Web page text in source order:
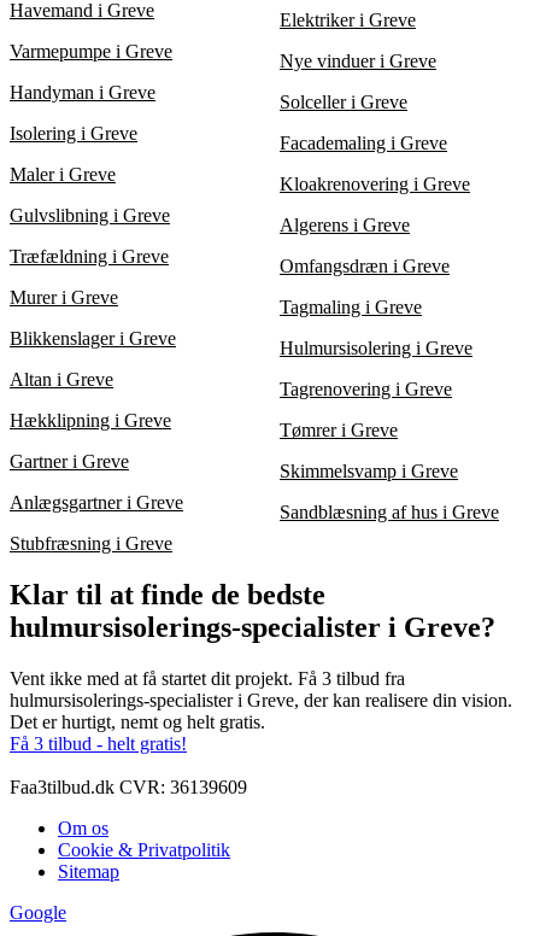
at indhente 3 tilbud fra isoleringsfirmaer i Greve kan du finde
en effektiv løsning og reducere energiforbruget markant.
Havemand i Greve
Varmepumpe i Greve
Handyman i Greve
Isolering i Greve
Maler i Greve
Gulvslibning i Greve
Træfældning i Greve
Murer i Greve
Blikkenslager i Greve
Altan i Greve
Hækklipning i Greve
Gartner i Greve
Anlægsgartner i Greve
Stubfræsning i Greve
Elektriker i Greve
Nye vinduer i Greve
Solceller i Greve
Facademaling i Greve
Kloakrenovering i Greve
Algerens i Greve
Omfangsdræn i Greve
Tagmaling i Greve
Hulmursisolering i Greve
Tagrenovering i Greve
Tømrer i Greve
Skimmelsvamp i Greve
Sandblæsning af hus i Greve
Klar til at finde de bedste
hulmursisolerings-specialister i Greve?
Vent ikke med at få startet dit projekt. Få 3 tilbud fra
hulmursisolerings-specialister i Greve, der kan realisere din vision.
Det er hurtigt, nemt og helt gratis.
Få 3 tilbud - helt gratis!
Faa3tilbud.dk CVR: 36139609
Om os
Cookie & Privatpolitik
Sitemap
Google